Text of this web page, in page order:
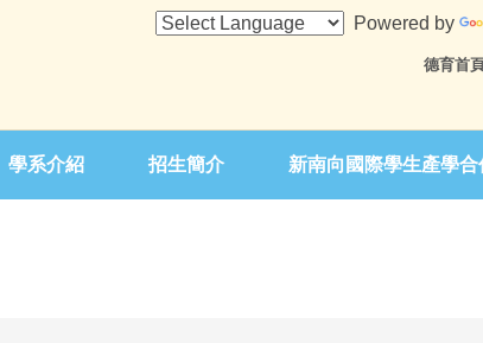
德育首
Powered by
學系介紹 招生簡介 新南向國際學生產學合